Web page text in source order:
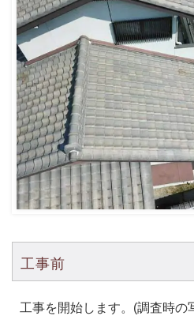
工事前
工事を開始します。(調査時の